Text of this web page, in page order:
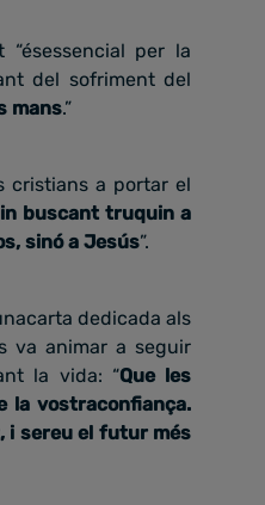
“ésessencial per la
del sofriment del
mans.”
cristians a portar el
buscant truquin a
sinó a Jesús”.
dedicada als
va animar a seguir
la vida: “Que les
la vostraconfiança.
i sereu el futur més